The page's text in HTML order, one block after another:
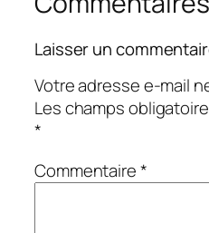
Laisser un
Votre adresse e-mail
Les champs
*
Commentaire*